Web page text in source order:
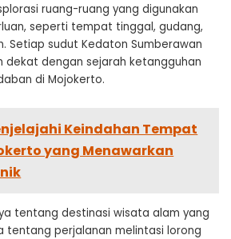
ruang-ruang yang digunakan
seperti tempat tinggal, gudang,
Setiap sudut Kedaton Sumberawan
dekat dengan sejarah ketangguhan
di Mojokerto.
Keindahan Tempat
yang Menawarkan
tentang destinasi wisata alam yang
tentang perjalanan melintasi lorong